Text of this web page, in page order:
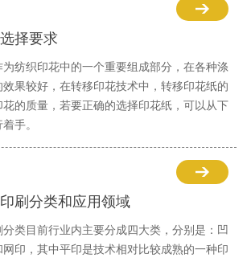
择要求
纺织印花中的一个重要组成部分，在各种涤
果较好，在转移印花技术中，转移印花纸的
的质量，若要正确的选择印花纸，可以从下
手。
刷分类和应用领域
类目前行业内主要分成四大类，分别是：凹
印，其中平印是技术相对比较成熟的一种印